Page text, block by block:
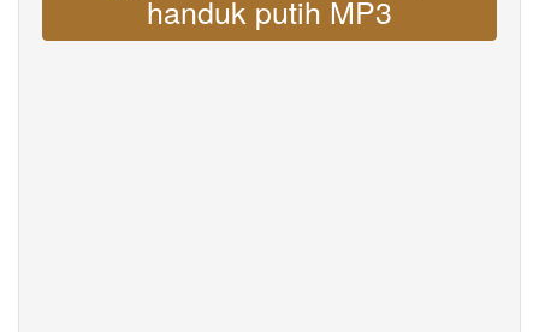
handuk putih MP3